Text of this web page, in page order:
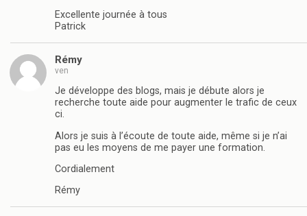
Excellente journée à tous
Patrick
Rémy
ven
Je développe des blogs, mais je débute alors je
recherche toute aide pour augmenter le trafic de ceux
ci.
Alors je suis à l’écoute de toute aide, même si je n’ai
pas eu les moyens de me payer une formation.
Cordialement
Rémy